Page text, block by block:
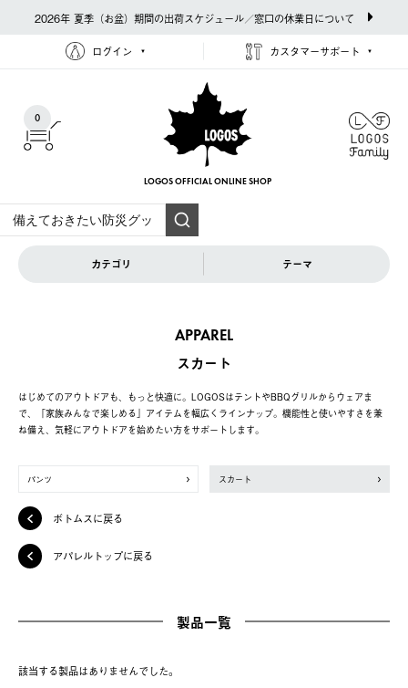
2026年 夏季（お盆）期間の出荷スケジュール／窓口の休業日について
ログイン カスタマーサポート
0
LOGOS OFFICIAL ONLINE SHOP
カテゴリ テーマ
APPAREL
スカート
はじめてのアウトドアも、もっと快適に。LOGOSはテントやBBQグリルからウェアま
で、「家族みんなで楽しめる」アイテムを幅広くラインナップ。機能性と使いやすさを兼
ね備え、気軽にアウトドアを始めたい方をサポートします。
パンツ スカート
ボトムスに戻る
アパレルトップに戻る
製品一覧
該当する製品はありませんでした。